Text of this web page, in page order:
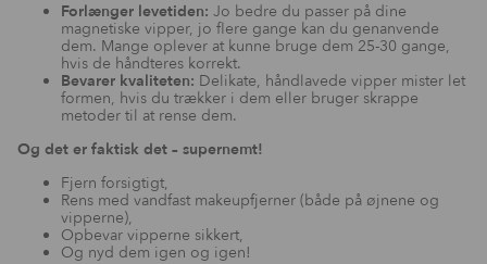
Forlænger levetiden: Jo bedre du passer på dine
magnetiske vipper, jo flere gange kan du genanvende
dem. Mange oplever at kunne bruge dem 25-30 gange,
hvis de håndteres korrekt.
Bevarer kvaliteten: Delikate, håndlavede vipper mister let
formen, hvis du trækker i dem eller bruger skrappe
metoder til at rense dem.
Og det er faktisk det – supernemt!
Fjern forsigtigt,
Rens med vandfast makeupfjerner (både på øjnene og
vipperne),
Opbevar vipperne sikkert,
Og nyd dem igen og igen!